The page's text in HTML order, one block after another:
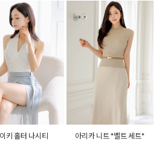
키 홀터 나시티
아리카 니트 *벨트 세트*